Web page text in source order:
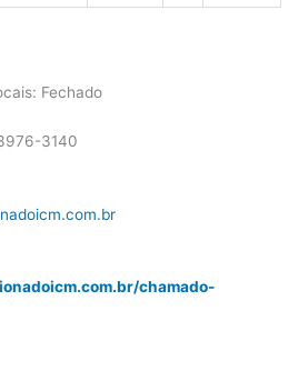
Fechado
3140
chamado-